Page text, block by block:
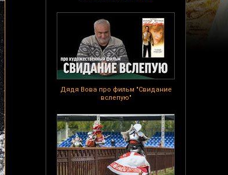
Дядя Вова про фильм "Свидание
вслепую"